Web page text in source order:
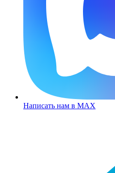
Написать нам в MAX